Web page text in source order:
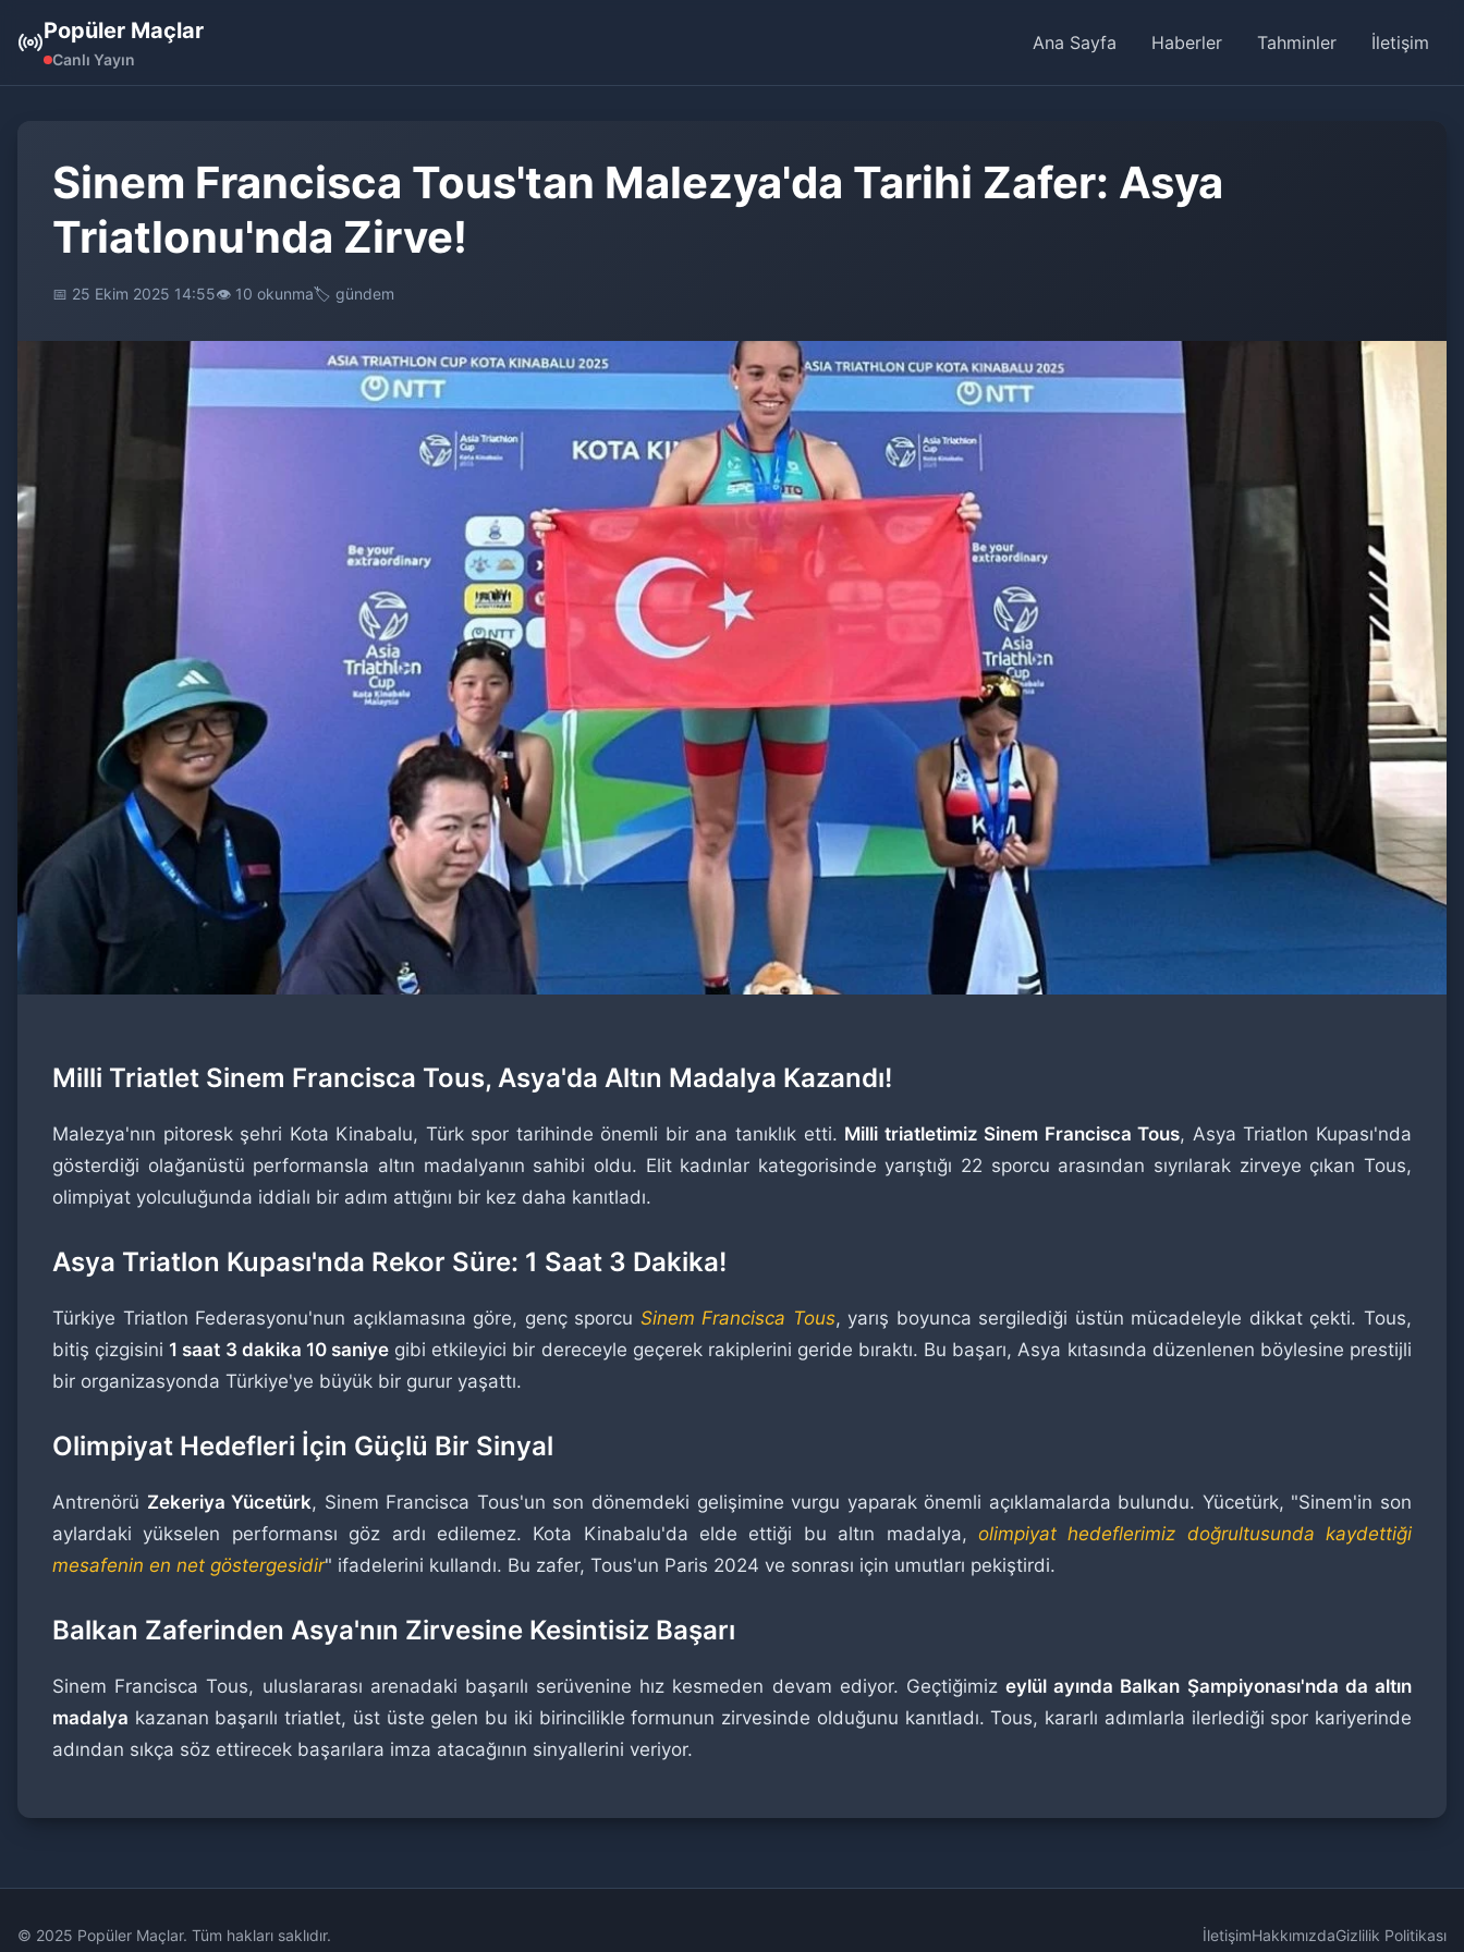
Popüler Maçlar
Canlı Yayın
Ana Sayfa Haberler Tahminler İletişim
Sinem Francisca Tous'tan Malezya'da Tarihi Zafer: Asya
Triatlonu'nda Zirve!
📅 25 Ekim 2025 14:55👁️ 10 okunma🏷️ gündem
Milli Triatlet Sinem Francisca Tous, Asya'da Altın Madalya Kazandı!
Malezya'nın pitoresk şehri Kota Kinabalu, Türk spor tarihinde önemli bir ana tanıklık etti. Milli triatletimiz Sinem Francisca Tous, Asya Triatlon Kupası'nda
gösterdiği olağanüstü performansla altın madalyanın sahibi oldu. Elit kadınlar kategorisinde yarıştığı 22 sporcu arasından sıyrılarak zirveye çıkan Tous,
olimpiyat yolculuğunda iddialı bir adım attığını bir kez daha kanıtladı.
Asya Triatlon Kupası'nda Rekor Süre: 1 Saat 3 Dakika!
Türkiye Triatlon Federasyonu'nun açıklamasına göre, genç sporcu Sinem Francisca Tous, yarış boyunca sergilediği üstün mücadeleyle dikkat çekti. Tous,
bitiş çizgisini 1 saat 3 dakika 10 saniyegibi etkileyici bir dereceyle geçerek rakiplerini geride bıraktı. Bu başarı, Asya kıtasında düzenlenen böylesine prestijli
bir organizasyonda Türkiye'ye büyük bir gurur yaşattı.
Olimpiyat Hedefleri İçin Güçlü Bir Sinyal
Antrenörü Zekeriya Yücetürk, Sinem Francisca Tous'un son dönemdeki gelişimine vurgu yaparak önemli açıklamalarda bulundu. Yücetürk, "Sinem'in son
aylardaki yükselen performansı göz ardı edilemez. Kota Kinabalu'da elde ettiği bu altın madalya, olimpiyat hedeflerimiz doğrultusunda kaydettiği
mesafenin en net göstergesidir" ifadelerini kullandı. Bu zafer, Tous'un Paris 2024 ve sonrası için umutları pekiştirdi.
Balkan Zaferinden Asya'nın Zirvesine Kesintisiz Başarı
Sinem Francisca Tous, uluslararası arenadaki başarılı serüvenine hız kesmeden devam ediyor. Geçtiğimizeylül ayında Balkan Şampiyonası'nda da altın
madalya kazanan başarılı triatlet, üst üste gelen bu iki birincilikle formunun zirvesinde olduğunu kanıtladı. Tous, kararlı adımlarla ilerlediği spor kariyerinde
adından sıkça söz ettirecek başarılara imza atacağının sinyallerini veriyor.
© 2025 Popüler Maçlar. Tüm hakları saklıdır. İletişimHakkımızdaGizlilik Politikası